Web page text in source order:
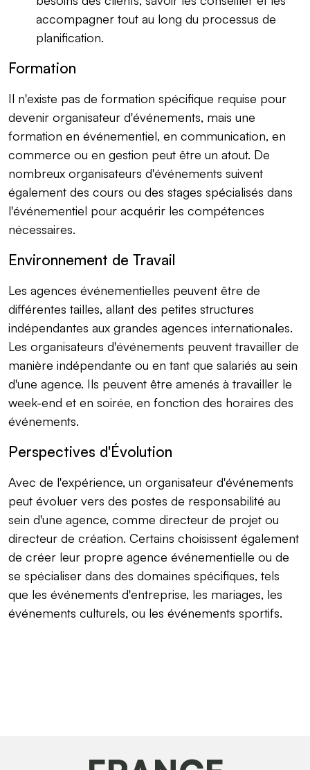
accompagner tout au long du processus de
planification.
Formation
Il n'existe pas de formation spécifique requise pour
devenir organisateur d'événements, mais une
formation en événementiel, en communication, en
commerce ou en gestion peut être un atout. De
nombreux organisateurs d'événements suivent
également des cours ou des stages spécialisés dans
l'événementiel pour acquérir les compétences
nécessaires.
Environnement de Travail
Les agences événementielles peuvent être de
différentes tailles, allant des petites structures
indépendantes aux grandes agences internationales.
Les organisateurs d'événements peuvent travailler de
manière indépendante ou en tant que salariés au sein
d'une agence. Ils peuvent être amenés à travailler le
week-end et en soirée, en fonction des horaires des
événements.
Perspectives d'Évolution
Avec de l'expérience, un organisateur d'événements
peut évoluer vers des postes de responsabilité au
sein d'une agence, comme directeur de projet ou
directeur de création. Certains choisissent également
de créer leur propre agence événementielle ou de
se spécialiser dans des domaines spécifiques, tels
que les événements d'entreprise, les mariages, les
événements culturels, ou les événements sportifs.